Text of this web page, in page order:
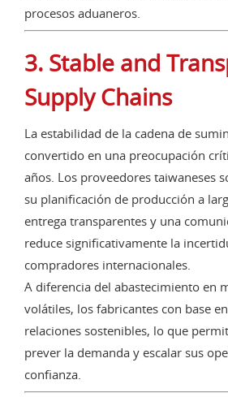
procesos aduaneros.
3. Stable and
Supply Chains
La estabilidad de la cadena de
convertido en una preocupación
años. Los proveedores taiwaneses
su planificación de producción a
entrega transparentes y una
reduce significativamente la
compradores internacionales.
A diferencia del abastecimiento en
volátiles, los fabricantes con base
relaciones sostenibles, lo que
prever la demanda y escalar sus
confianza.